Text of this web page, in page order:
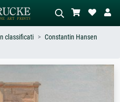
astratto con molto rosso, dipinto a
olio scuro, nudo in piedi vicino a un
classificati
Constantin Hansen